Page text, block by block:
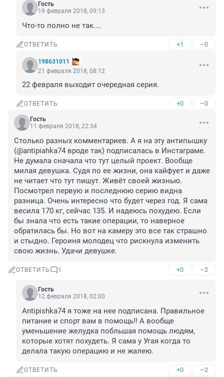
Гость
19 февраля 2018, 09:13
Что-то полно не так....
ОТВЕТИТЬ +1 –0
198631011
21 февраля 2018, 08:12
22 февраля выходит очередная серия.
ОТВЕТИТЬ +0 –0
Гость
11 февраля 2018, 22:34
Столько разных комментариев. А я на эту антипышку
(@antipiahka74 вроде так) подписалась в Инстаграме.
Не думала сначала что тут целый проект. Вообще
милая девушка. Судя по ее жизни, она кайфует и даже
не читает что тут пишут. Живёт своей жизнью.
Посмотрел первую и последнюю серию видна
разница. Очень интересно что будет через год. Я сама
весила 170 кг, сейчас 135. И надеюсь похудею. Если
бы знала что есть такие операции, то наверное
обратилась бы. Но вот на камеру это все так страшно
и стыдно. Героиня молодец что рискнула изменить
свою жизнь. Удачи девушке.
ОТВЕТИТЬ 1 +0 –2
Гость
12 февраля 2018, 02:00
Antipishka74 я тоже на нее подписана. Правильное
питание и спорт вам в помощь!! А вообще
уменьшение желудка побльшая помощь людям,
которые хотят похудеть. Я сама у Угая когда то
делала такую операцию и не жалею.
ОТВЕТИТЬ +0 –2